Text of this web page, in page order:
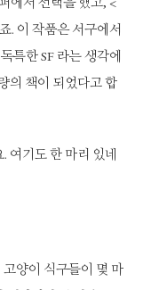
. 이 작품은 서구에서
특한 SF 라는 생각에
의 책이 되었다고 합
여기도 한 마리 있네
양이 식구들이 몇 마